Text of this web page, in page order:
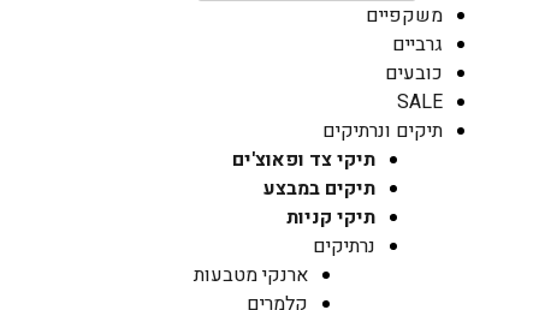
משקפיים
גרביים
כובעים
SALE
תיקים ונרתיקים
תיקי צד ופאוצ'ים
תיקים במבצע
תיקי קניות
נרתיקים
ארנקי מטבעות
קלמרים